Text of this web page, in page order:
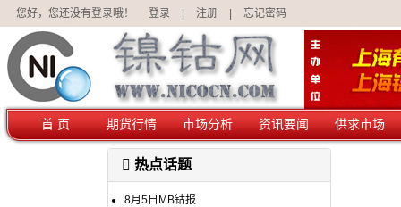
您好，您还没有登录哦！ 登录 注册 忘记密码
首 页 期货行情 市场分析 资讯要闻 供求市场
热点话题
8月5日MB钴报